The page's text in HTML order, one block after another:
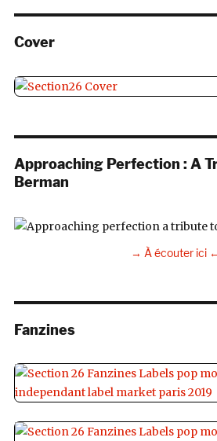
Cover
Approaching Perfection : A
Berman
→ À écouter ici
Fanzines